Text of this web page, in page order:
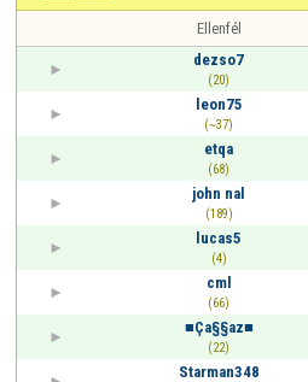
Ellenfél
dezso7
(20)
leon75
(~37)
etqa
(68)
john nal
(189)
lucas5
(4)
cml
(66)
■Ça§§az■
(22)
Starman348